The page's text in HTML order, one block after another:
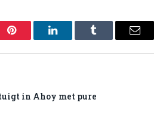
Pinterest LinkedInTumblr Email
in Ahoy met pure